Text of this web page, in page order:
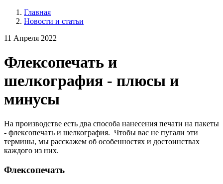
Главная
Новости и статьи
11 Апреля 2022
Флексопечать и
шелкография - плюсы и
минусы
На производстве есть два способа нанесения печати на пакеты
- флексопечать и шелкография. Чтобы вас не пугали эти
термины, мы расскажем об особенностях и достоинствах
каждого из них.
Флексопечать